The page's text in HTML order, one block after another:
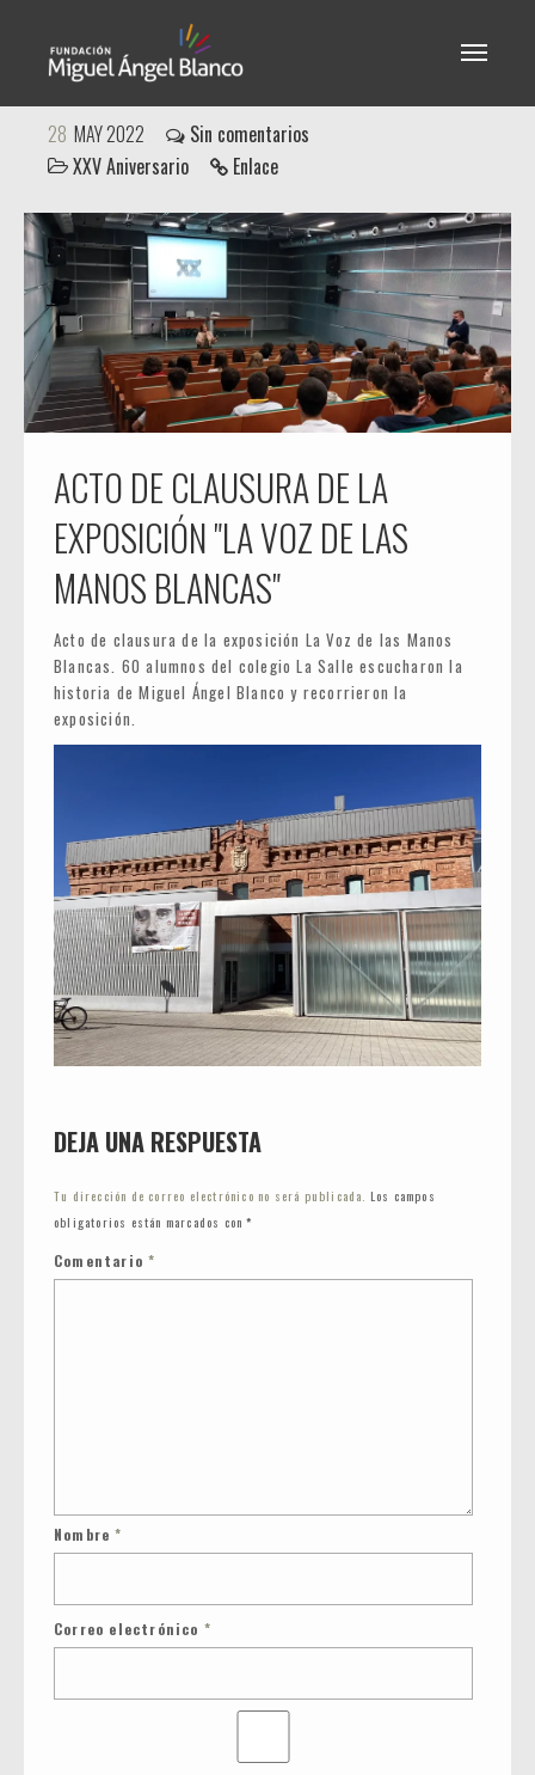
Miguel Ángel Blanco - XXV
28 MAY 2022
Sin comentarios
XXV Aniversario
Enlace
ACTO DE CLAUSURA DE LA
EXPOSICIÓN "LA VOZ DE LAS
MANOS BLANCAS"
Acto de clausura de la exposición La Voz de las Manos
Blancas. 60 alumnos del colegio La Salle escucharon la
historia de Miguel Ángel Blanco y recorrieron la
exposición.
DEJA UNA RESPUESTA
Tu dirección de correo electrónico no será publicada. Los campos
obligatorios están marcados con*
Comentario*
Nombre*
Correo electrónico *